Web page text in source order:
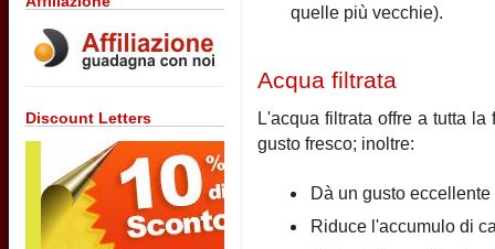
Discount Letters
quelle più vecchie).
Acqua filtrata
L'acqua filtrata offre a tutta
gusto fresco; inoltre:
Dà un gusto eccellente
Riduce l'accumulo di